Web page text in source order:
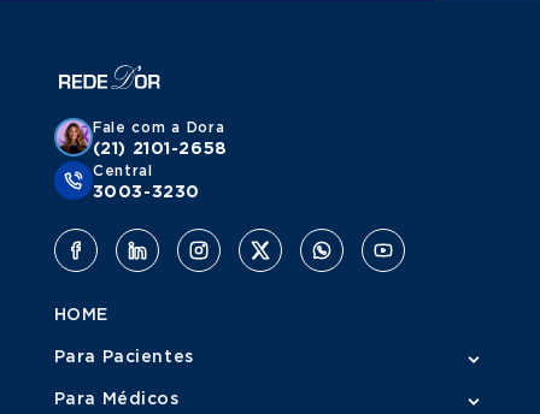
Fale com a Dora
(21) 2101-2658
Central
3003-3230
HOME
Para Pacientes
Para Médicos